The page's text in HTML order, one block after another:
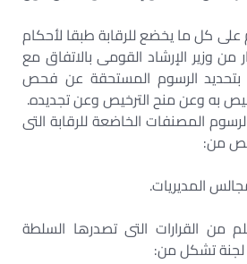
كل ما يخضع للرقابة طبقا لأحكام
من وزير الإرشاد القومى بالاتفاق مع
بتحديد الرسوم المستحقة عن فحص
به وعن منح الترخيص وعن تجديده.
المصنفات الخاضعة للرقابة التى
من:
المديريات.
من القرارات التى تصدرها السلطة
لجنة تشكل من: